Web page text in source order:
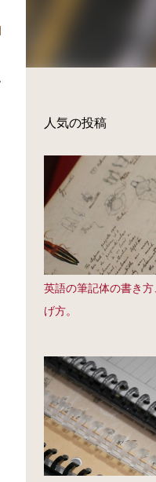
人気の投稿
英語の筆記体の書き
げ方。